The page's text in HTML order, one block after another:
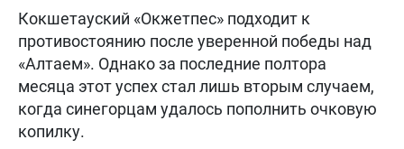
Кокшетауский «Окжетпес» подходит к
противостоянию после уверенной победы над
«Алтаем». Однако за последние полтора
месяца этот успех стал лишь вторым случаем,
когда синегорцам удалось пополнить очковую
копилку.